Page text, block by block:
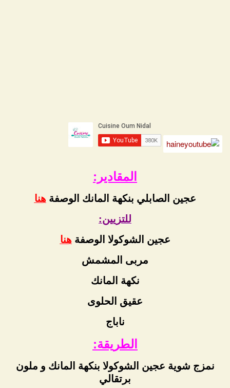
المقادير:
عجين الصابلي بنكهة المانك الوصفةهنا
للتزيين:
عجين الشوكولا الوصفةهنا
مربى المشمش
نكهة المانك
عقيق الحلوى
ناباج
الطريقة:
نمزج شوية عجين الشوكولا بنكهة المانك و ملون
برتقالي